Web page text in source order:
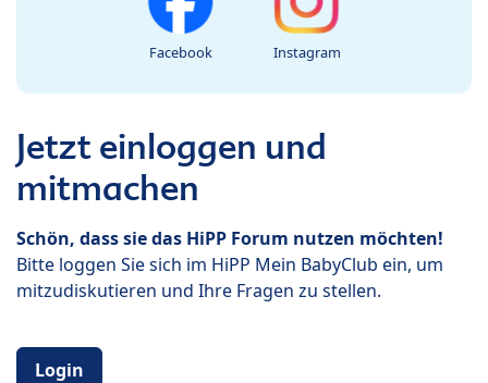
Facebook Instagram
Jetzt einloggen und
mitmachen
Schön, dass sie das HiPP Forum nutzen möchten!
Bitte loggen Sie sich im HiPP Mein BabyClub ein, um
mitzudiskutieren und Ihre Fragen zu stellen.
Login